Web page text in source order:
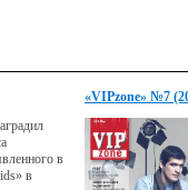
в
в
«VIPzone» №7